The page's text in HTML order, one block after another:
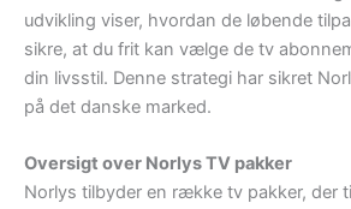
udvikling viser, hvordan de løbende
sikre, at du frit kan vælge de tv
din livsstil. Denne strategi har sikret
på det danske marked.
Oversigt over Norlys TV pakker
Norlys tilbyder en række tv pakker, der